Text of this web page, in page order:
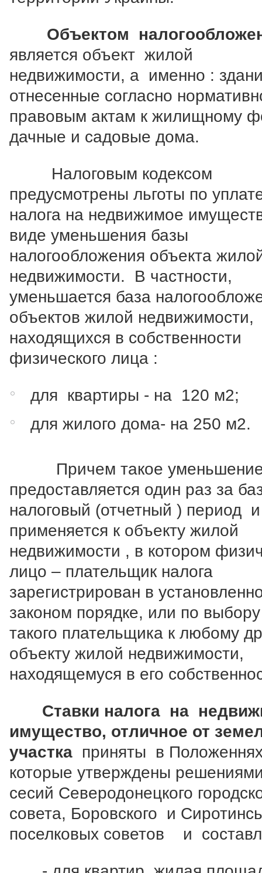
Объектом
является объект жилой
недвижимости, а именно :
отнесенные согласно
правовым актам к жилищному
дачные и садовые дома.
Налоговым кодексом
предусмотрены льготы по
налога на недвижимое
виде уменьшения базы
налогообложения объекта
недвижимости. В частности,
уменьшается база
объектов жилой недвижимости,
находящихся в собственности
физического лица :
для квартиры - на 120 м2;
для жилого дома- на 250 м2.
Причем такое
предоставляется один раз за
налоговый (отчетный ) период и
применяется к объекту жилой
недвижимости , в котором
лицо – плательщик налога
зарегистрирован в
законом порядке, или по
такого плательщика к любому
объекту жилой недвижимости,
находящемуся в его
Ставки налога на
имущество, отличное от
участка приняты в
которые утверждены
сесий Северодонецкого
совета, Боровского и
поселковых советов и